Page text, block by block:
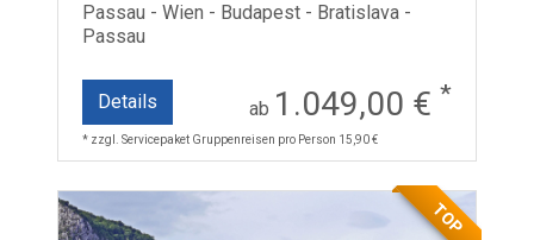
Passau - Wien - Budapest - Bratislava -
Passau
Details ab 1.049,00 € *
* zzgl. Servicepaket Gruppenreisen pro Person 15,90 €
TOP